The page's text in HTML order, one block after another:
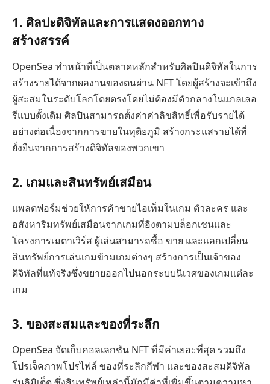
1. ศิลปะดิจิทัลและการแสดงออกทาง
สร้างสรรค์
OpenSea ทำหน้าที่เป็นตลาดหลักสำหรับศิลปินดิจิทัลในการ
สร้างรายได้จากผลงานของตนผ่าน NFT โดยผู้สร้างจะเข้าถึง
ผู้สะสมในระดับโลกโดยตรงโดยไม่ต้องมีตัวกลางในแกลเลอ
รีแบบดั้งเดิม ศิลปินสามารถตั้งค่าค่าลิขสิทธิ์เพื่อรับรายได้
อย่างต่อเนื่องจากการขายในทุติยภูมิ สร้างกระแสรายได้ที่
ยั่งยืนจากการสร้างดิจิทัลของพวกเขา
2. เกมและสินทรัพย์เสมือน
แพลตฟอร์มช่วยให้การค้าขายไอเท็มในเกม ตัวละคร และ
อสังหาริมทรัพย์เสมือนจากเกมที่อิงตามบล็อกเชนและ
โครงการเมตาเวิร์ส ผู้เล่นสามารถซื้อ ขาย และแลกเปลี่ยน
สินทรัพย์การเล่นเกมข้ามเกมต่างๆ สร้างการเป็นเจ้าของ
ดิจิทัลที่แท้จริงซึ่งขยายออกไปนอกระบบนิเวศของเกมแต่ละ
เกม
3. ของสะสมและของที่ระลึก
OpenSea จัดเก็บคอลเลกชัน NFT ที่มีค่าเยอะที่สุด รวมถึง
โปรเจ็คภาพโปรไฟล์ ของที่ระลึกกีฬา และของสะสมดิจิทัล